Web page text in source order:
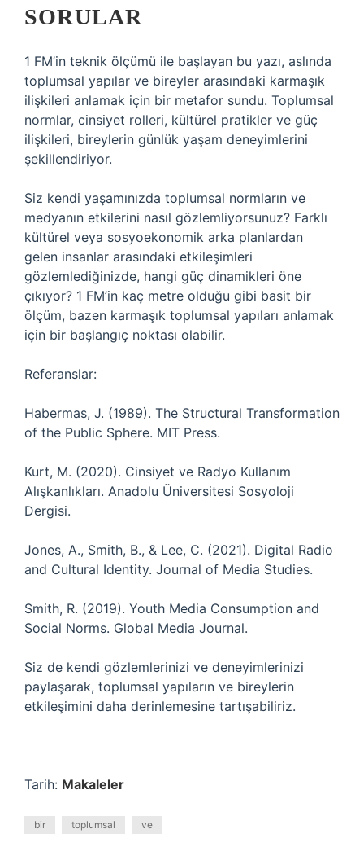
SORULAR
1 FM’in teknik ölçümü ile başlayan bu yazı, aslında
toplumsal yapılar ve bireyler arasındaki karmaşık
ilişkileri anlamak için bir metafor sundu. Toplumsal
normlar, cinsiyet rolleri, kültürel pratikler ve güç
ilişkileri, bireylerin günlük yaşam deneyimlerini
şekillendiriyor.
Siz kendi yaşamınızda toplumsal normların ve
medyanın etkilerini nasıl gözlemliyorsunuz? Farklı
kültürel veya sosyoekonomik arka planlardan
gelen insanlar arasındaki etkileşimleri
gözlemlediğinizde, hangi güç dinamikleri öne
çıkıyor? 1 FM’in kaç metre olduğu gibi basit bir
ölçüm, bazen karmaşık toplumsal yapıları anlamak
için bir başlangıç noktası olabilir.
Referanslar:
Habermas, J. (1989). The Structural Transformation
of the Public Sphere. MIT Press.
Kurt, M. (2020). Cinsiyet ve Radyo Kullanım
Alışkanlıkları. Anadolu Üniversitesi Sosyoloji
Dergisi.
Jones, A., Smith, B., & Lee, C. (2021). Digital Radio
and Cultural Identity. Journal of Media Studies.
Smith, R. (2019). Youth Media Consumption and
Social Norms. Global Media Journal.
Siz de kendi gözlemlerinizi ve deneyimlerinizi
paylaşarak, toplumsal yapıların ve bireylerin
etkileşimini daha derinlemesine tartışabiliriz.
Tarih: Makaleler
bir toplumsal ve